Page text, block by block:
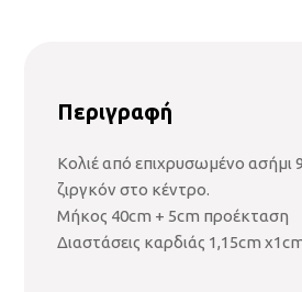
Περιγραφή
Κολιέ από επιχρυσωμένο ασήμι
ζιργκόν στο κέντρο.
Μήκος 40cm + 5cm προέκταση
Διαστάσεις καρδιάς 1,15cm